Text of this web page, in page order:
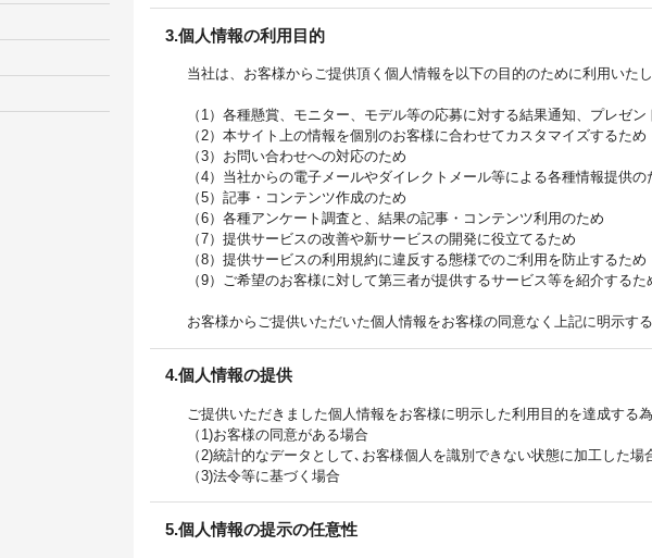
3.個人情報の利用目的
当社は、お客様からご提供頂く個人情報を以下の目的のために利用いた
（1）各種懸賞、モニター、モデル等の応募に対する結果通知、プレゼ
（2）本サイト上の情報を個別のお客様に合わせてカスタマイズするため
（3）お問い合わせへの対応のため
（4）当社からの電子メールやダイレクトメール等による各種情報提供の
（5）記事・コンテンツ作成のため
（6）各種アンケート調査と、結果の記事・コンテンツ利用のため
（7）提供サービスの改善や新サービスの開発に役立てるため
（8）提供サービスの利用規約に違反する態様でのご利用を防止するため
（9）ご希望のお客様に対して第三者が提供するサービス等を紹介するた
お客様からご提供いただいた個人情報をお客様の同意なく上記に明示す
4.個人情報の提供
ご提供いただきました個人情報をお客様に明示した利用目的を達成する
（1)お客様の同意がある場合
（2)統計的なデータとして､お客様個人を識別できない状態に加工した場
（3)法令等に基づく場合
5.個人情報の提示の任意性